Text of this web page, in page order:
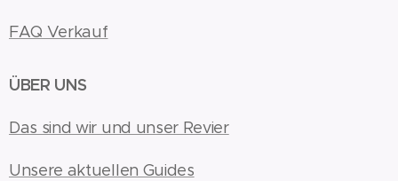
FAQ Verkauf
ÜBER UNS
Das sind wir und unser Revier
Unsere aktuellen Guides